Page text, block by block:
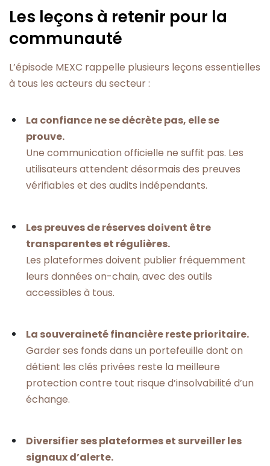
Les leçons à retenir pour la
communauté
L’épisode MEXC rappelle plusieurs leçons essentielles
à tous les acteurs du secteur :
La confiance ne se décrète pas, elle se
prouve.
Une communication officielle ne suffit pas. Les
utilisateurs attendent désormais des preuves
vérifiables et des audits indépendants.
Les preuves de réserves doivent être
transparentes et régulières.
Les plateformes doivent publier fréquemment
leurs données on-chain, avec des outils
accessibles à tous.
La souveraineté financière reste prioritaire.
Garder ses fonds dans un portefeuille dont on
détient les clés privées reste la meilleure
protection contre tout risque d’insolvabilité d’un
échange.
Diversifier ses plateformes et surveiller les
signaux d’alerte.